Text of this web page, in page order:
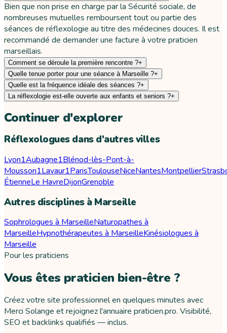
Bien que non prise en charge par la Sécurité sociale, de
nombreuses mutuelles remboursent tout ou partie des
séances de réflexologie au titre des médecines douces. Il est
recommandé de demander une facture à votre praticien
marseillais.
Comment se déroule la première rencontre ?+
Quelle tenue porter pour une séance à Marseille ?+
Quelle est la fréquence idéale des séances ?+
La réflexologie est-elle ouverte aux enfants et seniors ?+
Continuer d'explorer
Réflexologues dans d'autres villes
Lyon1Aubagne1Blénod-lès-Pont-à-
Mousson1Lavaur1ParisToulouseNiceNantesMontpellier
ÉtienneLe HavreDijonGrenoble
Autres disciplines à Marseille
Sophrologues à MarseilleNaturopathes à
MarseilleHypnothérapeutes à MarseilleKinésiologues à
Marseille
Pour les praticiens
Vous êtes praticien bien-être ?
Créez votre site professionnel en quelques minutes avec
Merci Solange et rejoignez l'annuaire praticien.pro. Visibilité,
SEO et backlinks qualifiés — inclus.